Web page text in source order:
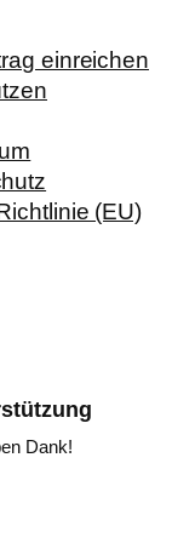
einreichen
(EU)
Dank!